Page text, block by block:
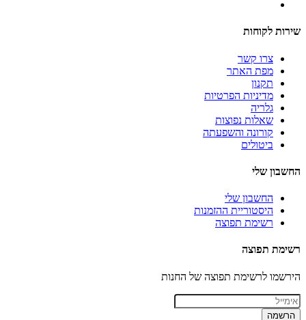
שירות לקוחות
צרו קשר
מפת האתר
תקנון
מדיניות הפרטיות
גלריה
שאלות נפוצות
קורונה והשפעתה
ביטולים
החשבון שלי
החשבון שלי
היסטוריית ההזמנות
רשימת תפוצה
רשימת תפוצה
הירשמו לרשימת תפוצה של החנות
הרשמה